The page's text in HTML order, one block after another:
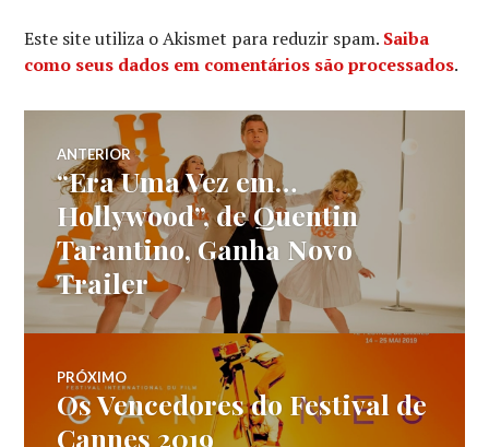
Este site utiliza o Akismet para reduzir spam. Saiba
como seus dados em comentários são processados.
Navegação
de
Post
ANTERIOR
Post
anterior:
“Era Uma Vez em…
Hollywood”, de Quentin
Tarantino, Ganha Novo
Trailer
PRÓXIMO
Próximo
post:
Os Vencedores do Festival de
Cannes 2019